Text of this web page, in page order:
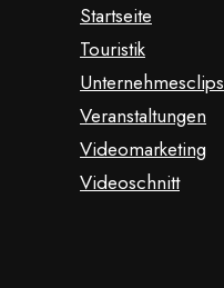
Startseite
Touristik
Unternehmesclips
Veranstaltungen
Videomarketing
Videoschnitt